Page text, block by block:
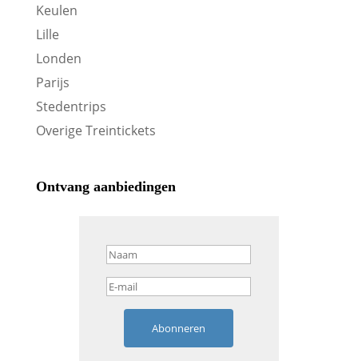
Keulen
Lille
Londen
Parijs
Stedentrips
Overige Treintickets
Ontvang aanbiedingen
Abonneren